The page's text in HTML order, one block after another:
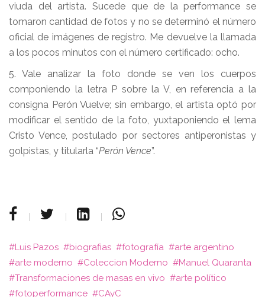
viuda del artista. Sucede que de la performance se
tomaron cantidad de fotos y no se determinó el número
oficial de imágenes de registro. Me devuelve la llamada
a los pocos minutos con el número certificado: ocho.
5. Vale analizar la foto donde se ven los cuerpos
componiendo la letra P sobre la V, en referencia a la
consigna Perón Vuelve; sin embargo, el artista optó por
modificar el sentido de la foto, yuxtaponiendo el lema
Cristo Vence, postulado por sectores antiperonistas y
golpistas, y titularla “Perón Vence”.
Luis Pazos biografias fotografía
arte argentino
arte moderno
Coleccion Moderno
Manuel Quaranta
Transformaciones de masas en vivo
arte político
fotoperformance
CAyC